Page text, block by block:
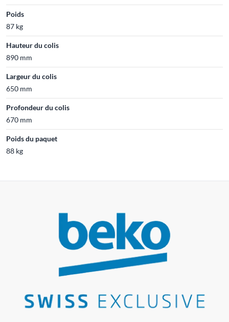
Poids
87 kg
Hauteur du colis
890 mm
Largeur du colis
650 mm
Profondeur du colis
670 mm
Poids du paquet
88 kg